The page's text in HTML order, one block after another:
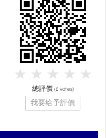
總評價 (0 votes)
我要给予評價